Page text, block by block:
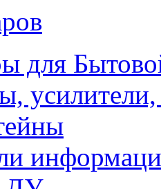
для
усилители,